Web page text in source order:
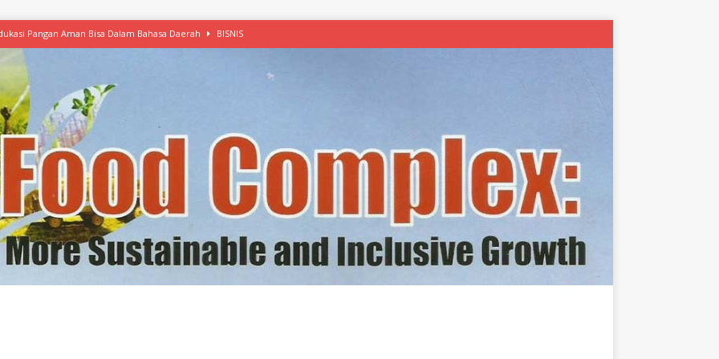
Pangan Aman Bisa Dalam Bahasa Daerah BISNIS
Mulai Ekspansi, IKEA dan MSC Dukung Seafood Berkelanjutan
Free Versi Healthy Choice, Tepung Talas Kimpul Pilihan Menu Sehat
Latih Olah Singkong, KKN Universitas Lampung Kenalkan Sosmocaf
Makanan dengan McCormick, Ciptakan Raksasa Rp1.100 Triliun